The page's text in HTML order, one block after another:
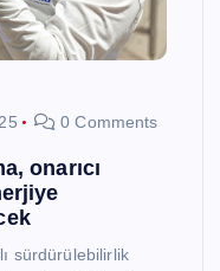
0 Comments
onarıcı
sürdürülebilirlik